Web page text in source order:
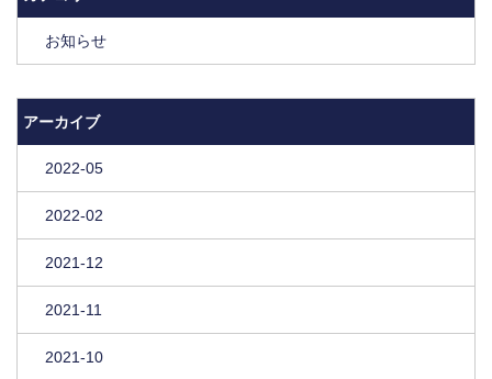
お知らせ
アーカイブ
2022-05
2022-02
2021-12
2021-11
2021-10